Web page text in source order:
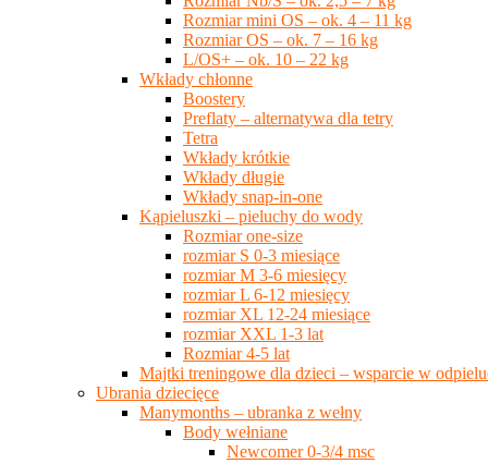
Rozmiar mini OS – ok. 4 – 11 kg
Rozmiar OS – ok. 7 – 16 kg
L/OS+ – ok. 10 – 22 kg
Wkłady chłonne
Boostery
Preflaty – alternatywa dla tetry
Tetra
Wkłady krótkie
Wkłady długie
Wkłady snap-in-one
Kąpieluszki – pieluchy do wody
Rozmiar one-size
rozmiar S 0-3 miesiące
rozmiar M 3-6 miesięcy
rozmiar L 6-12 miesięcy
rozmiar XL 12-24 miesiące
rozmiar XXL 1-3 lat
Rozmiar 4-5 lat
Majtki treningowe dla dzieci – wsparcie w
Ubrania dziecięce
Manymonths – ubranka z wełny
Body wełniane
Newcomer 0-3/4 msc